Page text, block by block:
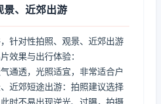
景、近郊出游
针对性拍照、观景、近郊出游
效果与出行体验：
通透，光照适宜，非常适合户
近郊短途出游：拍照建议选择